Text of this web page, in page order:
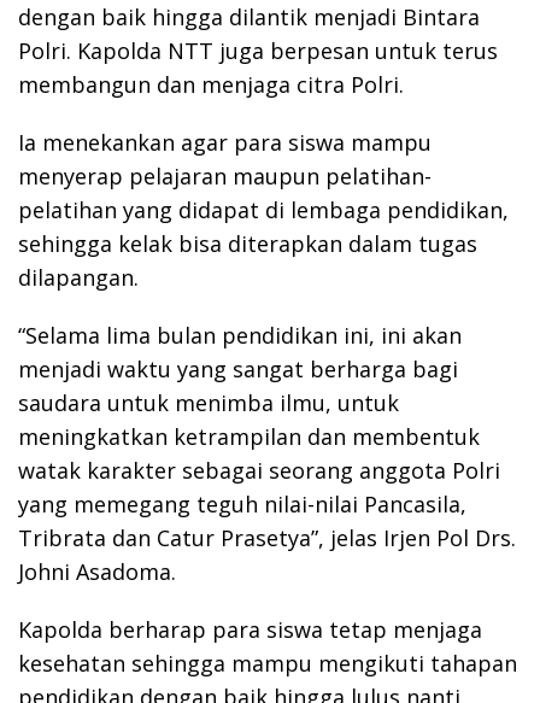
dengan baik hingga dilantik menjadi Bintara
Polri. Kapolda NTT juga berpesan untuk terus
membangun dan menjaga citra Polri.
Ia menekankan agar para siswa mampu
menyerap pelajaran maupun pelatihan-
pelatihan yang didapat di lembaga pendidikan,
sehingga kelak bisa diterapkan dalam tugas
dilapangan.
“Selama lima bulan pendidikan ini, ini akan
menjadi waktu yang sangat berharga bagi
saudara untuk menimba ilmu, untuk
meningkatkan ketrampilan dan membentuk
watak karakter sebagai seorang anggota Polri
yang memegang teguh nilai-nilai Pancasila,
Tribrata dan Catur Prasetya”, jelas Irjen Pol Drs.
Johni Asadoma.
Kapolda berharap para siswa tetap menjaga
kesehatan sehingga mampu mengikuti tahapan